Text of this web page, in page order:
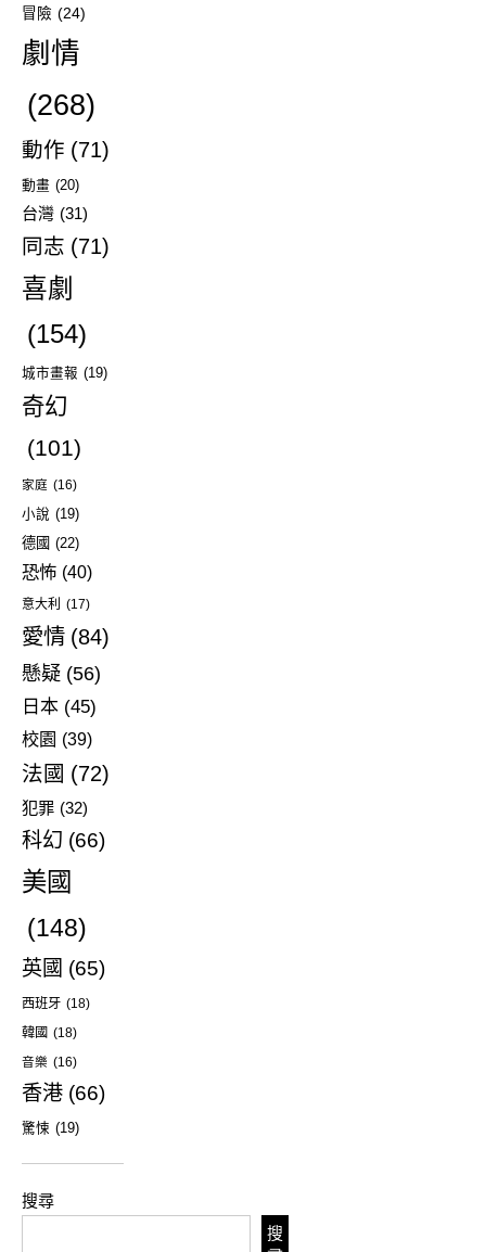
冒險 (24)
劇情
(268)
動作 (71)
動畫 (20)
台灣 (31)
同志 (71)
喜劇
(154)
城市畫報 (19)
奇幻
(101)
家庭 (16)
小說 (19)
德國 (22)
恐怖 (40)
意大利 (17)
愛情 (84)
懸疑 (56)
日本 (45)
校園 (39)
法國 (72)
犯罪 (32)
科幻 (66)
美國
(148)
英國 (65)
西班牙 (18)
韓國 (18)
音樂 (16)
香港 (66)
驚悚 (19)
搜尋
搜